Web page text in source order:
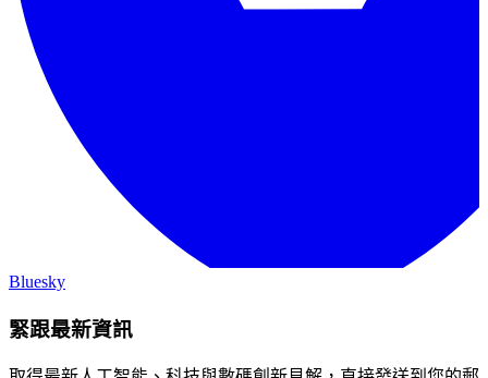
Bluesky
緊跟最新資訊